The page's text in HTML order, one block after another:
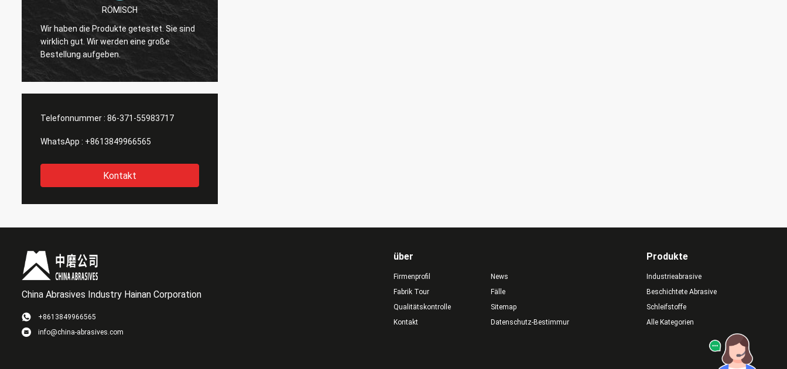
RÖMISCH
Wir haben die Produkte getestet. Sie sind
wirklich gut. Wir werden eine große
Bestellung aufgeben.
Telefonnummer : 86-371-55983717
WhatsApp : +8613849966565
Kontakt
China Abrasives Industry Hainan Corporation
+8613849966565
info@china-abrasives.com
über
Firmenprofil
Fabrik Tour
Qualitätskontrolle
Kontakt
News
Fälle
Sitemap
Datenschutz-Bestimmungen
Produkte
Industrieabrasive
Beschichtete Abrasive
Schleifstoffe
Alle Kategorien